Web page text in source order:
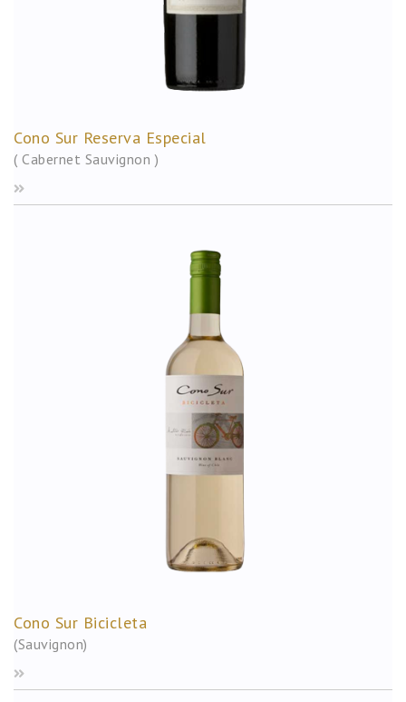
Cono Sur Reserva Especial
( Cabernet Sauvignon )
Cono Sur Bicicleta
(Sauvignon)